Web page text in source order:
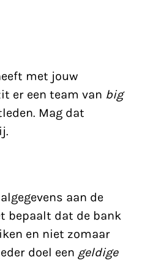
met jouw
er een team van big
Mag dat
aan de
bepaalt dat de bank
en niet zomaar
doel een geldige